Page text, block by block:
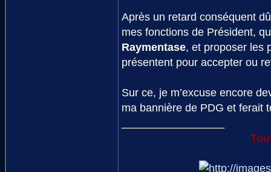
Après un retard conséquent
mes fonctions de Président,
Raymentase, et proposer les
présentent pour accepter ou
Sur ce, je m’excuse encore
ma bannière de PDG et ferait